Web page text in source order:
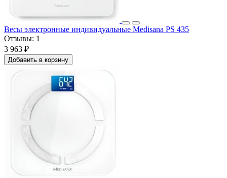
Весы электронные индивидуальные Medisana PS 435
Отзывы: 1
3 963 ₽
Добавить в корзину